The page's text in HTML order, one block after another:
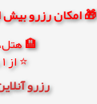
🎁 امکان رزرو بیش از 1000 هتل و اقامتگاه مشهد با 80%
🏨
⭐ از 1 تا 5 ستاره | فولبرد | نزدیک حرم
رزرو